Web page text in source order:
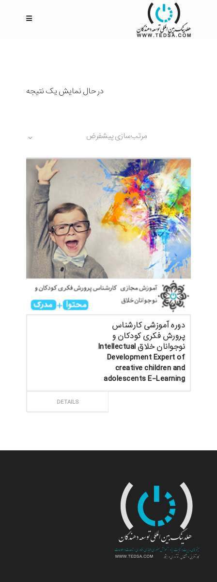
در حال نمایش یک نتیجه
مرتب‌سازی پیشفرض
دوره آموزشی کارشناس
پرورش فکری کودکان و
نوجوانان خلاق Intellectual
Development Expert of
creative children and
adolescents E-Learning
DETAILS